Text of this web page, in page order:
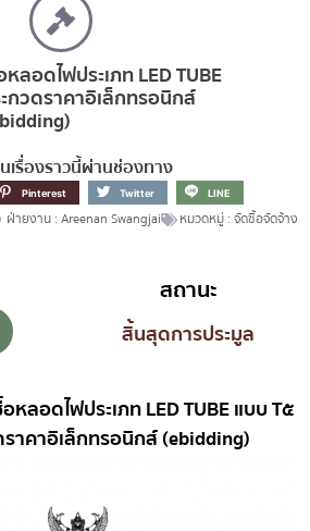
ลอดไฟประเภท LED TUBE
กวดราคาอิเล็กทรอนิกส์
เรื่องราวนี้ผ่านช่องทาง
Pinterest Twitter LINE
ฝ่ายงาน : Areenan Swangjai หมวดหมู่ : จัดซื้อจัดจ้าง
สถานะ
สิ้นสุดการประมูล
ลอดไฟประเภท LED TUBE แบบ T๕
าคาอิเล็กทรอนิกส์ (ebidding)